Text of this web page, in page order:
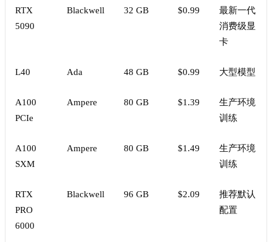
RTX
5090
Blackwell 32 GB $0.99
最新一代
消费级显
卡
L40 Ada 48 GB $0.99 大型模型
A100
PCIe
Ampere 80 GB $1.39
生产环境
训练
A100
SXM
Ampere 80 GB $1.49
生产环境
训练
RTX
PRO
6000
Blackwell 96 GB $2.09
推荐默认
配置